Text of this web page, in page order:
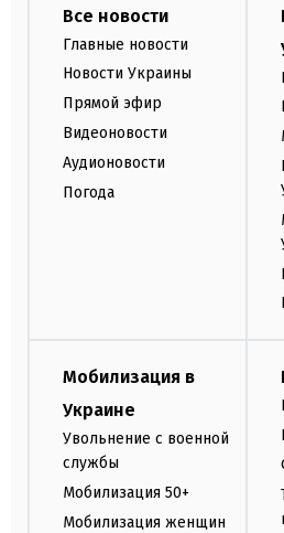
Все новости
Главные новости
Новости Украины
Прямой эфир
Видеоновости
Аудионовости
Погода
Мобилизация в
Украине
Увольнение с военной
службы
Мобилизация 50+
Мобилизация женщин